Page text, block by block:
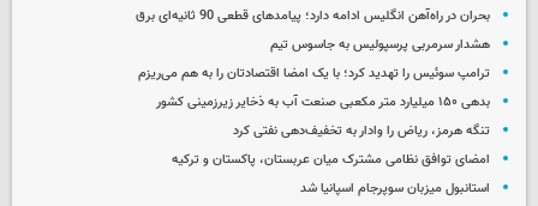
بحران در راه‌آهن انگلیس ادامه دارد؛ پیامدهای قطعی 90 ثانیه‌ای برق
هشدار سرمربی پرسپولیس به جاسوس تیم
ترامپ سوئیس را تهدید کرد؛ با یک امضا اقتصادتان را به هم می‌ریزم
بدهی ۱۵۰ میلیارد متر مکعبی صنعت آب به ذخایر زیرزمینی کشور
تنگه هرمز، ریاض را وادار به تخفیف‌دهی نفتی کرد
امضای توافق نظامی مشترک میان عربستان، پاکستان و ترکیه
استانبول میزبان سوپرجام اسپانیا شد